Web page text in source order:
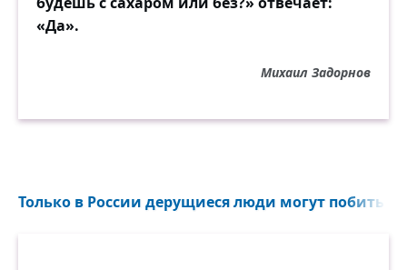
«Да».
Михаил Задорнов
Только в России дерущиеся люди могут побить